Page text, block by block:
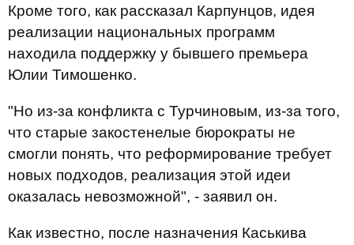
Кроме того, как рассказал Карпунцов, идея
реализации национальных программ
находила поддержку у бывшего премьера
Юлии Тимошенко.
"Но из-за конфликта с Турчиновым, из-за того,
что старые закостенелые бюрократы не
смогли понять, что реформирование требует
новых подходов, реализация этой идеи
оказалась невозможной", - заявил он.
Как известно, после назначения Каськива